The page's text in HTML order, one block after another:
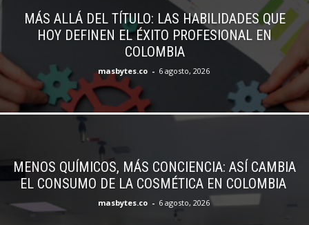
MÁS ALLÁ DEL TÍTULO: LAS HABILIDADES QUE
HOY DEFINEN EL ÉXITO PROFESIONAL EN
COLOMBIA
masbytes.co - 6 agosto, 2026
MENOS QUÍMICOS, MÁS CONCIENCIA: ASÍ CAMBIA
EL CONSUMO DE LA COSMÉTICA EN COLOMBIA
masbytes.co - 6 agosto, 2026